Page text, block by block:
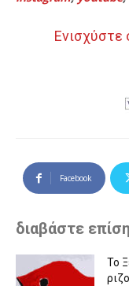
Ενισχύστε
Facebook
διαβάστε
Το